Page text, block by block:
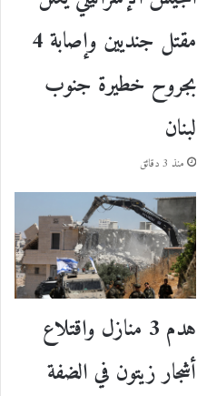
مقتل جنديين وإصابة 4
بجروح خطيرة جنوب
لبنان
منذ 3 دقائق
هدم 3 منازل واقتلاع
أشجار زيتون في الضفة